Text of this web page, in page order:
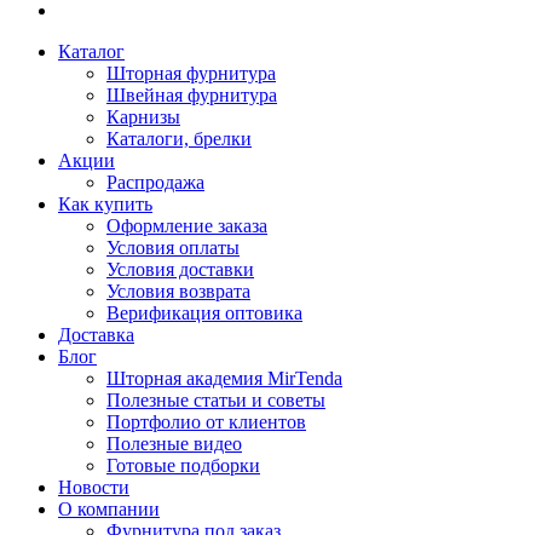
Каталог
Шторная фурнитура
Швейная фурнитура
Карнизы
Каталоги, брелки
Акции
Распродажа
Как купить
Оформление заказа
Условия оплаты
Условия доставки
Условия возврата
Верификация оптовика
Доставка
Блог
Шторная академия MirTenda
Полезные статьи и советы
Портфолио от клиентов
Полезные видео
Готовые подборки
Новости
О компании
Фурнитура под заказ